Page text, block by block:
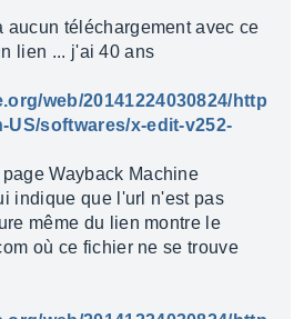
aucun téléchargement avec ce
lien ... j'ai 40 ans
web/20141224030824/http
US/softwares/x-edit-v252-
Wayback Machine
indique que l'url n'est pas
même du lien montre le
où ce fichier ne se trouve